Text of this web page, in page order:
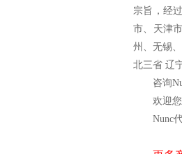
宗旨，经
市、天津
州、无锡
北三省 辽
咨询
欢迎
Nunc